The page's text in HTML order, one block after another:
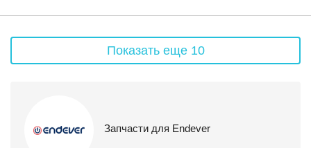
Показать еще 10
Запчасти для Endever